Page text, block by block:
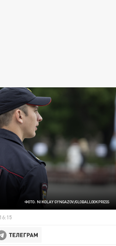
ФОТО: NIKOLAY GYNGAZOV/GLOBALLOOKPRESS